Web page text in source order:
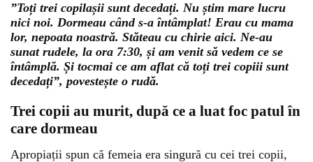
”Toți trei copilașii sunt decedați. Nu știm mare lucru
nici noi. Dormeau când s-a întâmplat! Erau cu mama
lor, nepoata noastră. Stăteau cu chirie aici. Ne-au
sunat rudele, la ora 7:30, și am venit să vedem ce se
întâmplă. Și tocmai ce am aflat că toți trei copiii sunt
decedați”, povestește o rudă.
Trei copii au murit, după ce a luat foc patul în
care dormeau
Apropiații spun că femeia era singură cu cei trei copii,